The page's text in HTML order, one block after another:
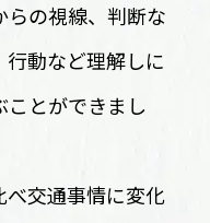
らの視線、判断な
行動など理解しに
ことができまし
交通事情に変化